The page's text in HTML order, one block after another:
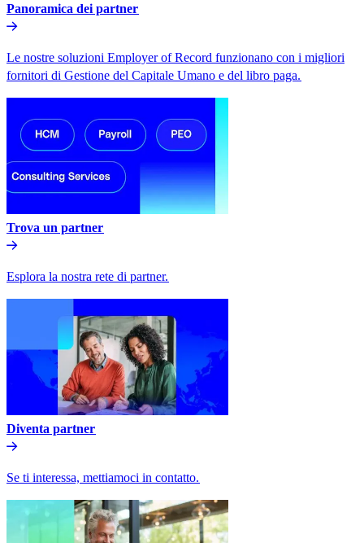
Panoramica dei partner​​
Le nostre soluzioni Employer of Record funzionano con i migliori
fornitori di Gestione del Capitale Umano e del libro paga.​​
Trova un partner​​
Esplora la nostra rete di partner.​​
Diventa partner​​
Se ti interessa, mettiamoci in contatto.​​